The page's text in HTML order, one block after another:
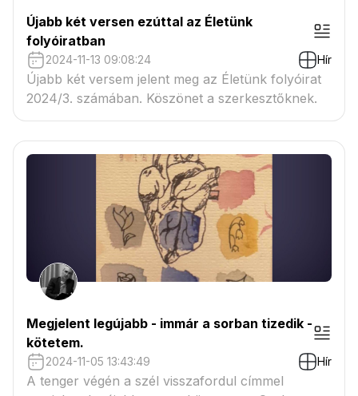
Újabb két versen ezúttal az Életünk
folyóiratban
2024-11-13 09:08:24 Hír
Újabb két versem jelent meg az Életünk folyóirat
2024/3. számában. Köszönet a szerkesztőknek.
Megjelent legújabb - immár a sorban tizedik -
kötetem.
2024-11-05 13:43:49 Hír
A tenger végén a szél visszafordul címmel